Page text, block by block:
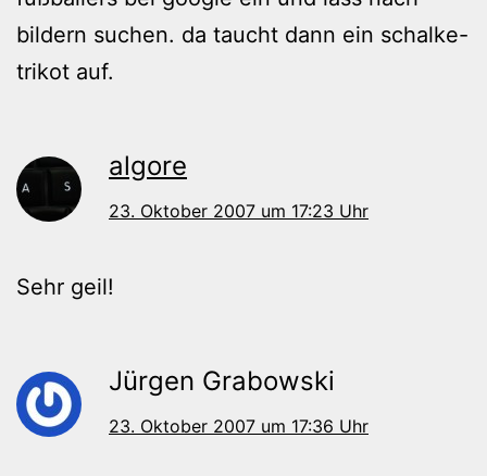
bildern suchen. da taucht dann ein schalke-
trikot auf.
algore
23. Oktober 2007 um 17:23 Uhr
Sehr geil!
Jürgen Grabowski
23. Oktober 2007 um 17:36 Uhr